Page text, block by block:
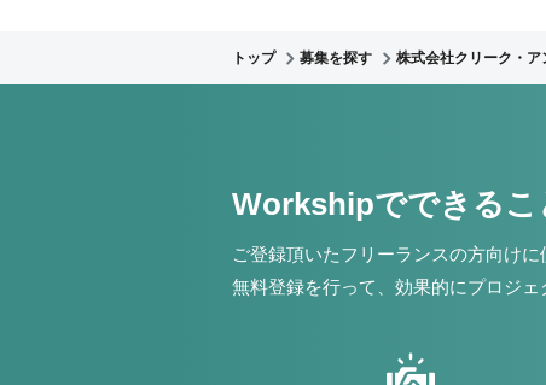
トップ 募集を探す 株式会社クリーク・ア
Workshipでできるこ
ご登録頂いたフリーランスの方向けに
無料登録を行って、効果的にプロジェ